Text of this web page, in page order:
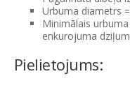
Urbuma diametrs
Minimālais
enkurojuma
Pielietojums: